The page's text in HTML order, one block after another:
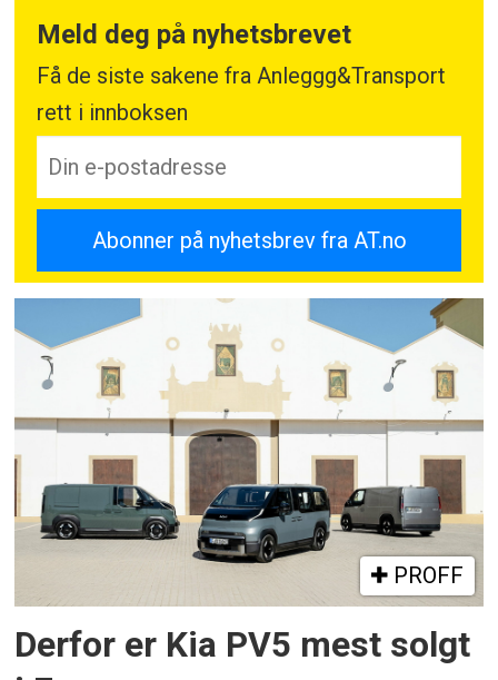
Meld deg på nyhetsbrevet
Få de siste sakene fra Anleggg&Transport
rett i innboksen
PROFF
Derfor er Kia PV5 mest solgt